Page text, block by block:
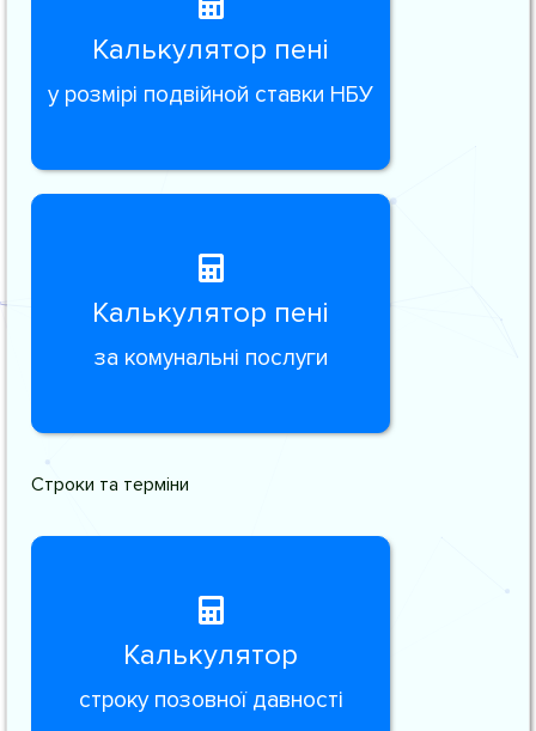
Калькулятор пені
у розмірі подвійной ставки НБУ
Калькулятор пені
за комунальні послуги
Строки та терміни
Калькулятор
строку позовної давності